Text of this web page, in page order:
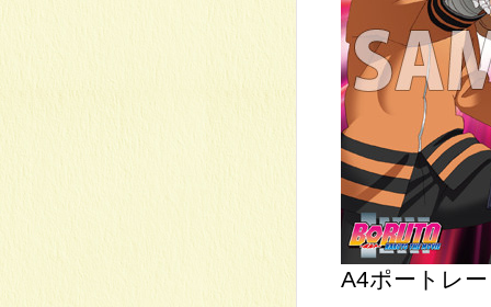
A4ポートレ